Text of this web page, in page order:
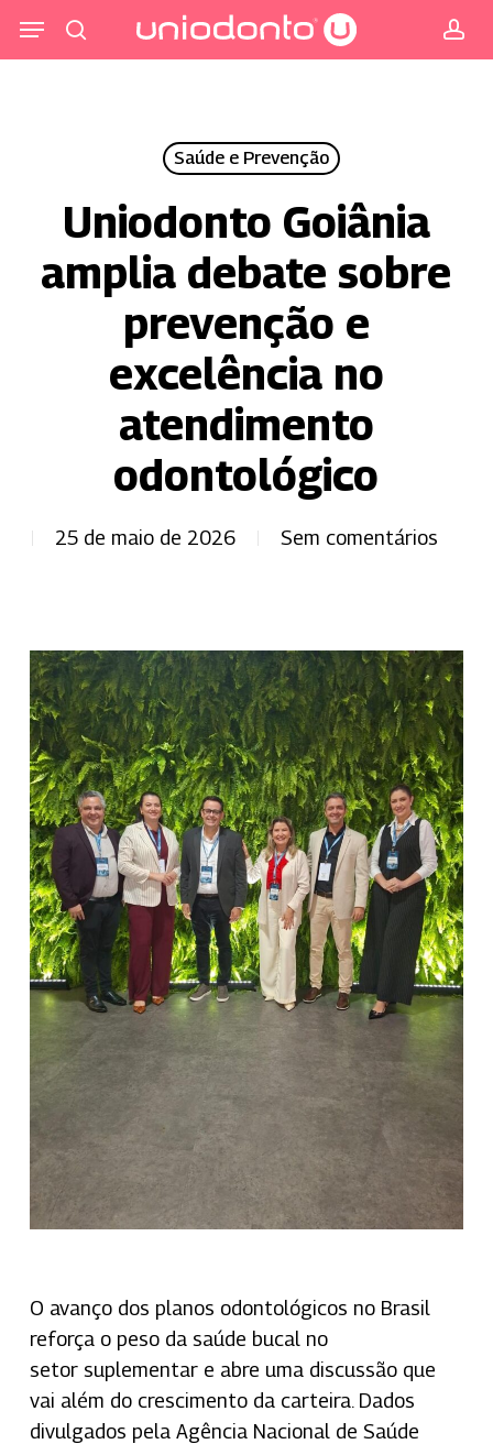
para
Menu
Saúde e Prevenção
Uniodonto Goiânia
amplia debate sobre
prevenção e
excelência no
atendimento
odontológico
25 de maio de 2026 Sem comentários
O avanço dos planos odontológicos no Brasil
reforça o peso da saúde bucal no
setor suplementar e abre uma discussão que
vai além do crescimento da carteira. Dados
divulgados pela Agência Nacional de Saúde